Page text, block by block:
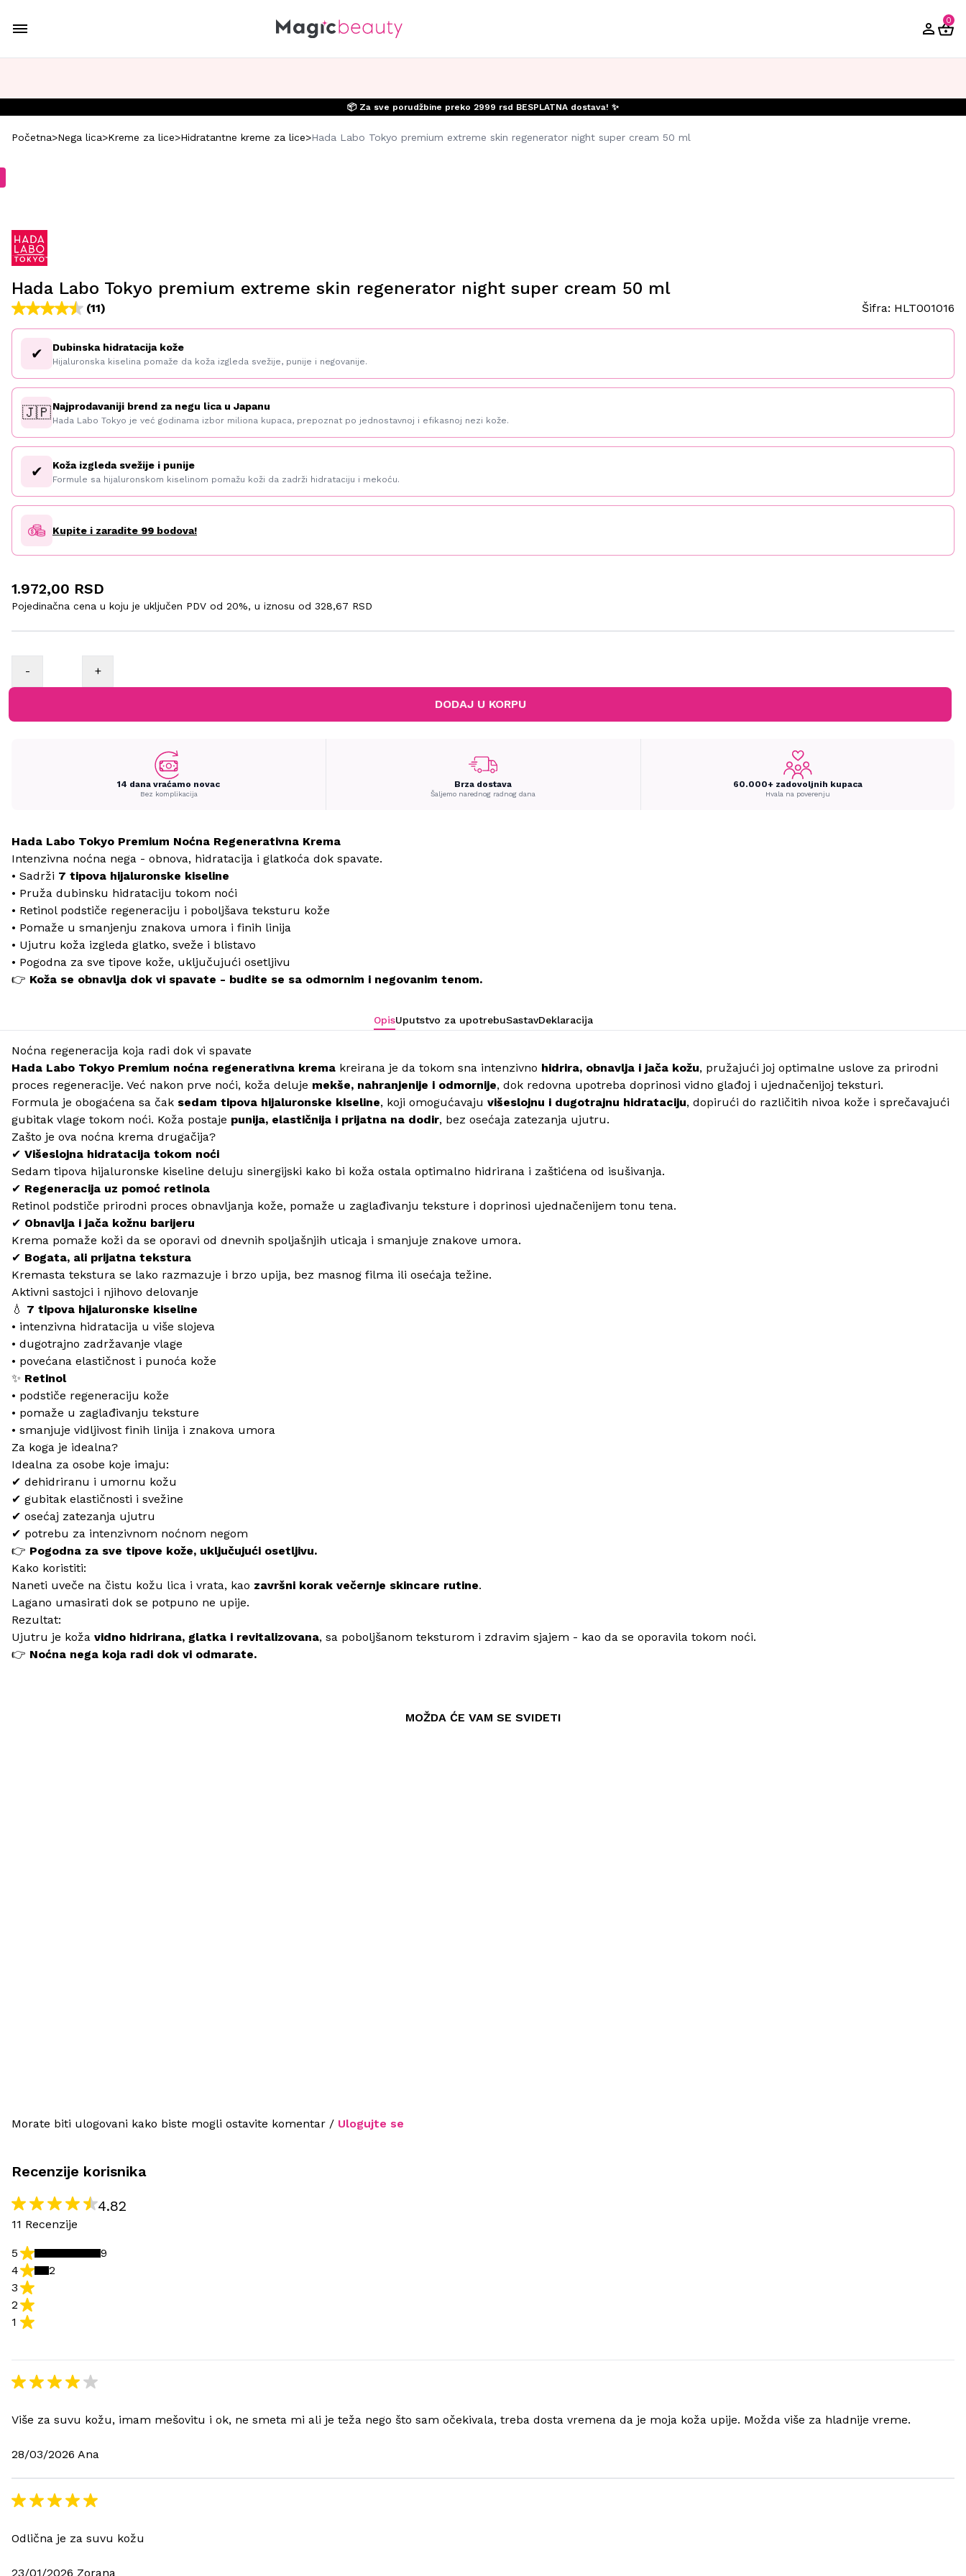
0
📦 Za sve porudžbine preko 2999 rsd BESPLATNA dostava! ✨
Početna>Nega lica>Kreme za lice>Hidratantne kreme za lice>Hada Labo Tokyo premium extreme skin regenerator night super cream 50 ml
Hada Labo Tokyo premium extreme skin regenerator night super cream 50 ml
(11) Šifra: HLT001016
✔ Dubinska hidratacija kože
Hijaluronska kiselina pomaže da koža izgleda svežije, punije i negovanije.
🇯🇵Najprodavaniji brend za negu lica u Japanu
Hada Labo Tokyo je već godinama izbor miliona kupaca, prepoznat po jednostavnoj i efikasnoj nezi kože.
✔ Koža izgleda svežije i punije
Formule sa hijaluronskom kiselinom pomažu koži da zadrži hidrataciju i mekoću.
Kupite i zaradite 99 bodova!
1.972,00 RSD
Pojedinačna cena u koju je uključen PDV od 20%, u iznosu od 328,67 RSD
- +
DODAJ U KORPU
14 dana vraćamo novac
Bez komplikacija
Brza dostava
Šaljemo narednog radnog dana
60.000+ zadovoljnih kupaca
Hvala na poverenju
Hada Labo Tokyo Premium Noćna Regenerativna Krema
Intenzivna noćna nega - obnova, hidratacija i glatkoća dok spavate.
• Sadrži 7 tipova hijaluronske kiseline
• Pruža dubinsku hidrataciju tokom noći
• Retinol podstiče regeneraciju i poboljšava teksturu kože
• Pomaže u smanjenju znakova umora i finih linija
• Ujutru koža izgleda glatko, sveže i blistavo
• Pogodna za sve tipove kože, uključujući osetljivu
👉 Koža se obnavlja dok vi spavate - budite se sa odmornim i negovanim tenom.
OpisUputstvo za upotrebuSastavDeklaracija
Noćna regeneracija koja radi dok vi spavate
Hada Labo Tokyo Premium noćna regenerativna krema kreirana je da tokom sna intenzivno hidrira, obnavlja i jača kožu, pružajući joj optimalne uslove za prirodni
proces regeneracije. Već nakon prve noći, koža deluje mekše, nahranjenije i odmornije, dok redovna upotreba doprinosi vidno glađoj i ujednačenijoj teksturi.
Formula je obogaćena sa čak sedam tipova hijaluronske kiseline, koji omogućavaju višeslojnu i dugotrajnu hidrataciju, dopirući do različitih nivoa kože i sprečavajući
gubitak vlage tokom noći. Koža postaje punija, elastičnija i prijatna na dodir, bez osećaja zatezanja ujutru.
Zašto je ova noćna krema drugačija?
✔ Višeslojna hidratacija tokom noći
Sedam tipova hijaluronske kiseline deluju sinergijski kako bi koža ostala optimalno hidrirana i zaštićena od isušivanja.
✔ Regeneracija uz pomoć retinola
Retinol podstiče prirodni proces obnavljanja kože, pomaže u zaglađivanju teksture i doprinosi ujednačenijem tonu tena.
✔ Obnavlja i jača kožnu barijeru
Krema pomaže koži da se oporavi od dnevnih spoljašnjih uticaja i smanjuje znakove umora.
✔ Bogata, ali prijatna tekstura
Kremasta tekstura se lako razmazuje i brzo upija, bez masnog filma ili osećaja težine.
Aktivni sastojci i njihovo delovanje
💧 7 tipova hijaluronske kiseline
• intenzivna hidratacija u više slojeva
• dugotrajno zadržavanje vlage
• povećana elastičnost i punoća kože
✨ Retinol
• podstiče regeneraciju kože
• pomaže u zaglađivanju teksture
• smanjuje vidljivost finih linija i znakova umora
Za koga je idealna?
Idealna za osobe koje imaju:
✔ dehidriranu i umornu kožu
✔ gubitak elastičnosti i svežine
✔ osećaj zatezanja ujutru
✔ potrebu za intenzivnom noćnom negom
👉 Pogodna za sve tipove kože, uključujući osetljivu.
Kako koristiti:
Naneti uveče na čistu kožu lica i vrata, kao završni korak večernje skincare rutine.
Lagano umasirati dok se potpuno ne upije.
Rezultat:
Ujutru je koža vidno hidrirana, glatka i revitalizovana, sa poboljšanom teksturom i zdravim sjajem - kao da se oporavila tokom noći.
👉 Noćna nega koja radi dok vi odmarate.
MOŽDA ĆE VAM SE SVIDETI
Morate biti ulogovani kako biste mogli ostavite komentar / Ulogujte se
Recenzije korisnika
4.82
11 Recenzije
1
2
3
4 2
5 9
Više za suvu kožu, imam mešovitu i ok, ne smeta mi ali je teža nego što sam očekivala, treba dosta vremena da je moja koža upije. Možda više za hladnije vreme.
28/03/2026 Ana
Odlična je za suvu kožu
23/01/2026 Zorana